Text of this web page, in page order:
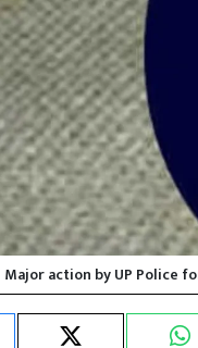
Major action by UP Police